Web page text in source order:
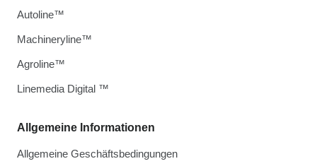
Allgemeine Informationen
Allgemeine Geschäftsbedingungen
Autoline™
Machineryline™
Agroline™
Linemedia Digital ™